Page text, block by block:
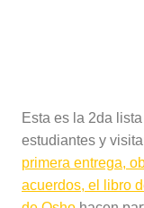
Esta es la 2da
estudiantes y
primera entrega,
acuerdos, el libro